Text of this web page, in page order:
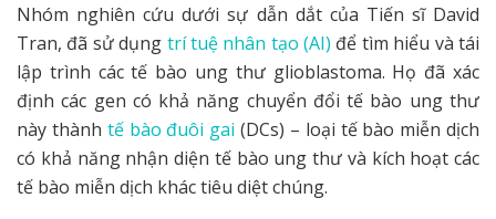
Nhóm nghiên cứu dưới sự dẫn dắt của Tiến sĩ David
Tran, đã sử dụng trí tuệ nhân tạo (AI) để tìm hiểu và tái
lập trình các tế bào ung thư glioblastoma. Họ đã xác
định các gen có khả năng chuyển đổi tế bào ung thư
này thành tế bào đuôi gai(DCs) – loại tế bào miễn dịch
có khả năng nhận diện tế bào ung thư và kích hoạt các
tế bào miễn dịch khác tiêu diệt chúng.